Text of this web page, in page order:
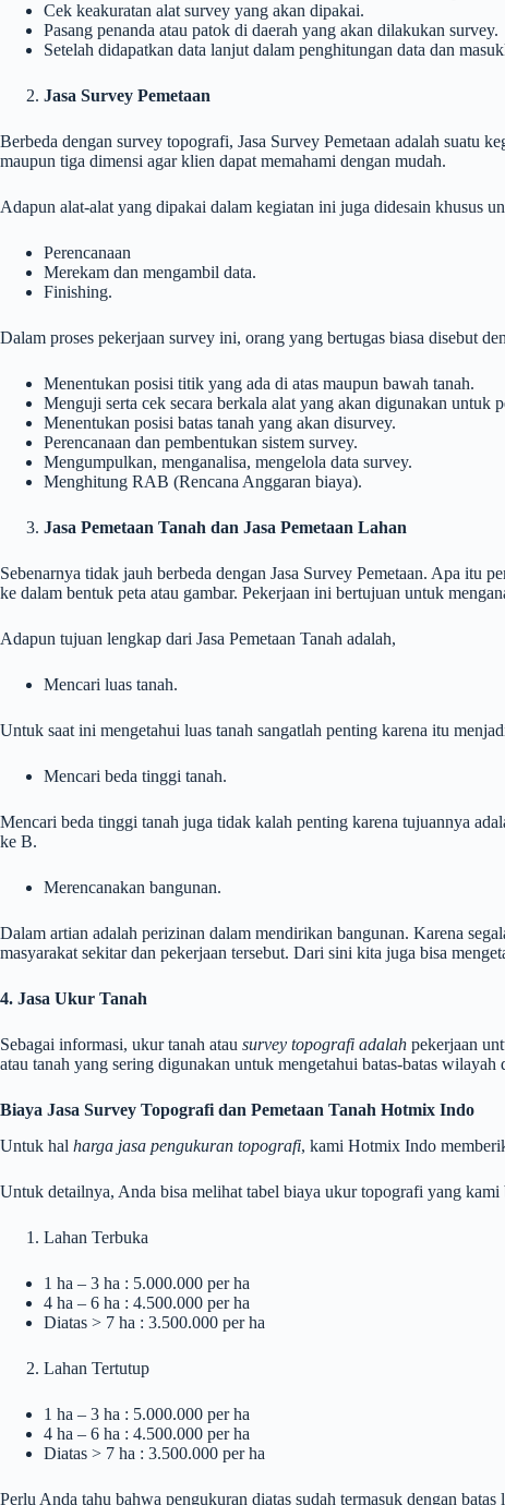
Cek keakuratan alat survey yang akan dipakai.
Pasang penanda atau patok di daerah yang akan dilakukan survey.
Setelah didapatkan data lanjut dalam penghitungan data dan
Jasa Survey Pemetaan
Berbeda dengan survey topografi, Jasa Survey Pemetaan adalah suatu
maupun tiga dimensi agar klien dapat memahami dengan mudah.
Adapun alat-alat yang dipakai dalam kegiatan ini juga didesain khusus
Perencanaan
Merekam dan mengambil data.
Finishing.
Dalam proses pekerjaan survey ini, orang yang bertugas biasa disebut
Menentukan posisi titik yang ada di atas maupun bawah tanah.
Menguji serta cek secara berkala alat yang akan digunakan untuk
Menentukan posisi batas tanah yang akan disurvey.
Perencanaan dan pembentukan sistem survey.
Mengumpulkan, menganalisa, mengelola data survey.
Menghitung RAB (Rencana Anggaran biaya).
Jasa Pemetaan Tanah dan Jasa Pemetaan Lahan
Sebenarnya tidak jauh berbeda dengan Jasa Survey Pemetaan. Apa itu
ke dalam bentuk peta atau gambar. Pekerjaan ini bertujuan untuk
Adapun tujuan lengkap dari Jasa Pemetaan Tanah adalah,
Mencari luas tanah.
Untuk saat ini mengetahui luas tanah sangatlah penting karena itu
Mencari beda tinggi tanah.
Mencari beda tinggi tanah juga tidak kalah penting karena tujuannya
ke B.
Merencanakan bangunan.
Dalam artian adalah perizinan dalam mendirikan bangunan. Karena
masyarakat sekitar dan pekerjaan tersebut. Dari sini kita juga bisa
4. Jasa Ukur Tanah
Sebagai informasi, ukur tanah atau survey topografi adalah pekerjaan
atau tanah yang sering digunakan untuk mengetahui batas-batas
Biaya Jasa Survey Topografi dan Pemetaan Tanah Hotmix Indo
Untuk hal harga jasa pengukuran topografi, kami Hotmix Indo
Untuk detailnya, Anda bisa melihat tabel biaya ukur topografi yang
Lahan Terbuka
1 ha – 3 ha : 5.000.000 per ha
4 ha – 6 ha : 4.500.000 per ha
Diatas > 7 ha : 3.500.000 per ha
Lahan Tertutup
1 ha – 3 ha : 5.000.000 per ha
4 ha – 6 ha : 4.500.000 per ha
Diatas > 7 ha : 3.500.000 per ha
Perlu Anda tahu bahwa pengukuran diatas sudah termasuk dengan